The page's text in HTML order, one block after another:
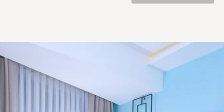
كونيالتي ، والذي يظهر الانسجام المثالي بين اللونين الأخضر والأزرق ،
للبحر الأبيض المتوسط وإثراء تجربتك بجولات القوارب.
نظرا لقربه من وسط المدينة ، يعد فندق ليف بورت خيارا ممتازا لكل من
أولئك الذين يرغبون في الوصول إلى الجمال الطبيعي وللضيوف الذين
يبحثون عن ديناميكيات حياة المدينة. لن يستغرق الأمر سوى رحلة قصيرة
لاستكشاف وسط المدينة الذي يتمتع بثروات تاريخية وثقافية.